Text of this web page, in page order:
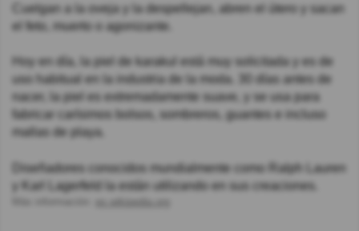
Cuelgan a la oveja y la despellejan, abren el útero y sacan
el feto, muerto o agonizante.
Hoy en día, la piel de karakul está muy solicitada y es de
uso habitual en la industria de la moda. 30 días antes de
nacer, la piel es extremadamente suave, y se usa para
fabricar carísimos bolsos, sombreros, guantes e incluso
mallas de playa.
Diseñadores conocidos mundialmente como Ralph Lauren
y Karl Lagerfeld la están utilizando en sus creaciones.
es.wikipedia.org